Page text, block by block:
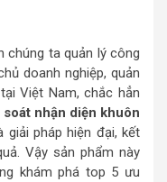
chúng ta quản lý công
doanh nghiệp, quản
Việt Nam, chắc hẳn
nhận diện khuôn
giải pháp hiện đại, kết
Vậy sản phẩm này
khám phá top 5 ưu